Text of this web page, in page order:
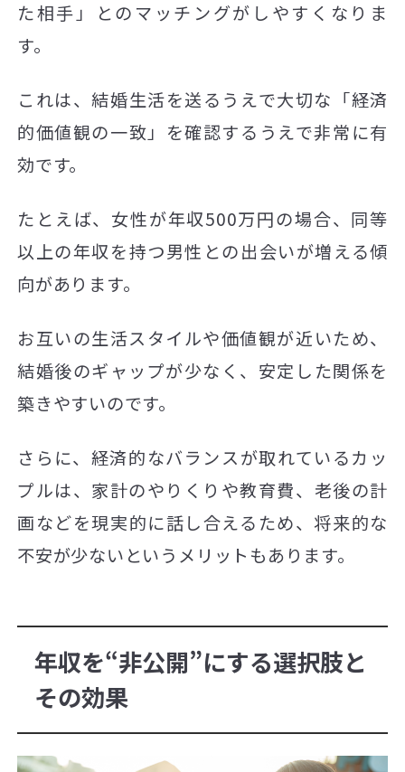
た相手」とのマッチングがしやすくなりま
す。
これは、結婚生活を送るうえで大切な「経済
的価値観の一致」を確認するうえで非常に有
効です。
たとえば、女性が年収500万円の場合、同等
以上の年収を持つ男性との出会いが増える傾
向があります。
お互いの生活スタイルや価値観が近いため、
結婚後のギャップが少なく、安定した関係を
築きやすいのです。
さらに、経済的なバランスが取れているカッ
プルは、家計のやりくりや教育費、老後の計
画などを現実的に話し合えるため、将来的な
不安が少ないというメリットもあります。
年収を“非公開”にする選択肢と
その効果